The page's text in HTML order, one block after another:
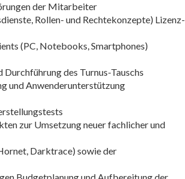
der Mitarbeiter
Rollen- und Rechtekonzepte) Lizenz-
(PC, Notebooks, Smartphones)
des Turnus-Tauschs
und Anwenderunterstützung
zur Umsetzung neuer fachlicher und
Darktrace) sowie der